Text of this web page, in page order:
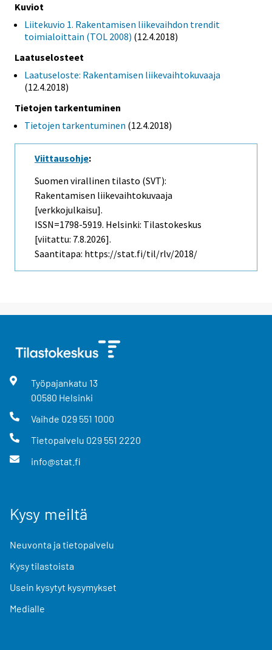
Kuviot
Liitekuvio 1. Rakentamisen liikevaihdon trendit
toimialoittain (TOL 2008) (12.4.2018)
Laatuselosteet
Laatuseloste: Rakentamisen liikevaihtokuvaaja
(12.4.2018)
Tietojen tarkentuminen
Tietojen tarkentuminen (12.4.2018)
Viittausohje:
Suomen virallinen tilasto (SVT):
Rakentamisen liikevaihtokuvaaja
[verkkojulkaisu].
ISSN=1798-5919. Helsinki: Tilastokeskus
[viitattu: 7.8.2026].
Saantitapa: https://stat.fi/til/rlv/2018/
Työpajankatu 13
00580 Helsinki
Vaihde 029 551 1000
Tietopalvelu 029 551 2220
info@stat.fi
Kysy meiltä
Neuvonta ja tietopalvelu
Kysy tilastoista
Usein kysytyt kysymykset
Medialle